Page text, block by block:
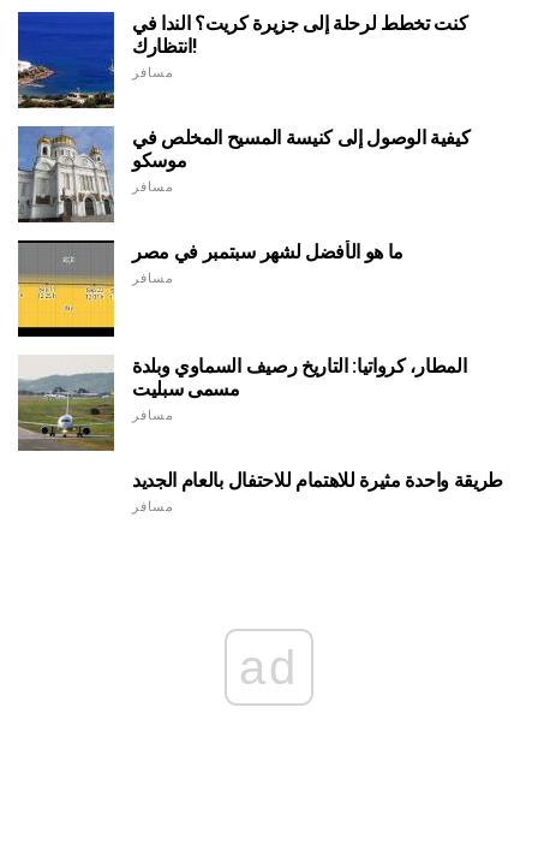
كنت تخطط لرحلة إلى جزيرة كريت؟ الندا في
انتظارك!
مسافر
كيفية الوصول إلى كنيسة المسيح المخلص في
موسكو
مسافر
ما هو الأفضل لشهر سبتمبر في مصر
مسافر
المطار، كرواتيا: التاريخ رصيف السماوي وبلدة
مسمى سبليت
مسافر
طريقة واحدة مثيرة للاهتمام للاحتفال بالعام الجديد
مسافر
ad